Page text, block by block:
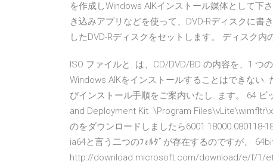
を作成しWindows AIKインストール媒体として下
き込みアプリなどを使って、DVD-Rディスクに書
したDVD-Rディスクをセットします。 ディスク内
ISO ファイルと. は、CD/DVD/BD の内容を、1 つ
Windows AIKをインストールすることはできない.
びインストール手順をご案内いたし. ます。 64
and Deployment Kit \Program
のをダウンロードしましたら6001.18000.080118-
ia64と言う二つのﾌｫﾙﾀﾞが存在するのですが、
http://download.microsoft.com/download/e/f/1/